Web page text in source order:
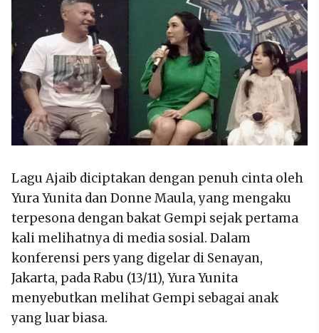
Lagu Ajaib diciptakan dengan penuh cinta oleh
Yura Yunita dan Donne Maula, yang mengaku
terpesona dengan bakat Gempi sejak pertama
kali melihatnya di media sosial. Dalam
konferensi pers yang digelar di Senayan,
Jakarta, pada Rabu (13/11), Yura Yunita
menyebutkan melihat Gempi sebagai anak
yang luar biasa.